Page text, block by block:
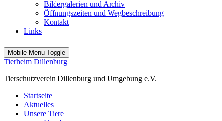
Bildergalerien und Archiv
Öffnungszeiten und Wegbeschreibung
Kontakt
Links
Mobile Menu Toggle
Tierheim Dillenburg
Tierschutzverein Dillenburg und Umgebung e.V.
Startseite
Aktuelles
Unsere Tiere